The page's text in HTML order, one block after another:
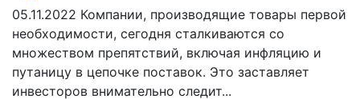
05.11.2022 Компании, производящие товары первой
необходимости, сегодня сталкиваются со
множеством препятствий, включая инфляцию и
путаницу в цепочке поставок. Это заставляет
инвесторов внимательно следит...